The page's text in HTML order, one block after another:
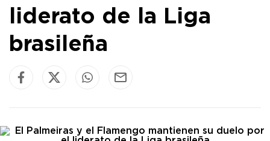
liderato de la Liga
brasileña